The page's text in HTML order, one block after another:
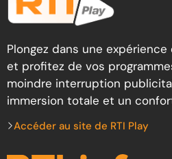
Plongez dans une
et profitez de vos
moindre interruption
immersion totale et un
Accéder au site de RTI Play